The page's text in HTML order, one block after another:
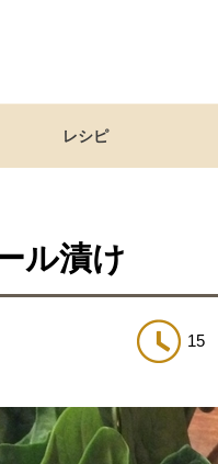
レシピ
ル漬け
15